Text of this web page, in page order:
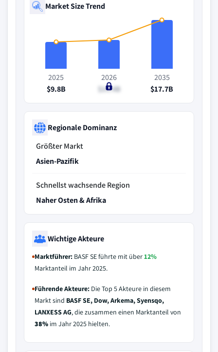
Market Size Trend
2025
$9.8B
2026
$10.4B
2035
$17.7B
Regionale Dominanz
Größter Markt
Asien-Pazifik
Schnellst wachsende Region
Naher Osten & Afrika
Wichtige Akteure
Marktführer: BASF SE führte mit über12%
Marktanteil im Jahr 2025.
Führende Akteure: Die Top 5 Akteure in diesem
Markt sind BASF SE, Dow, Arkema, Syensqo,
LANXESS AG, die zusammen einen Marktanteil von
38% im Jahr 2025 hielten.